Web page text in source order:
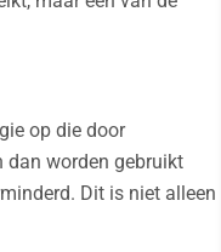
op die door
dan worden gebruikt
Dit is niet alleen